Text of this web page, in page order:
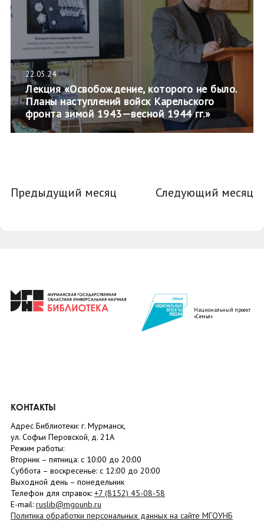
22.05.24
Лекция «Освобождение, которого не было.
Планы наступлений войск Карельского
фронта зимой 1943—весной 1944 гг.»
Предыдущий месяц Следующий месяц
Национальный проект
«Семья»
КОНТАКТЫ
Адрес Библиотеки: г. Мурманск,
ул. Софьи Перовской, д. 21А
Режим работы:
Вторник – пятница: с 10:00 до 20:00
Суббота – воскресенье: c 12:00 до 20:00
Выходной день – понедельник
Телефон для справок: +7 (8152) 45-08-58
E-mail: ruslib@mgounb.ru
Политика обработки персональных данных на сайте МГОУНБ